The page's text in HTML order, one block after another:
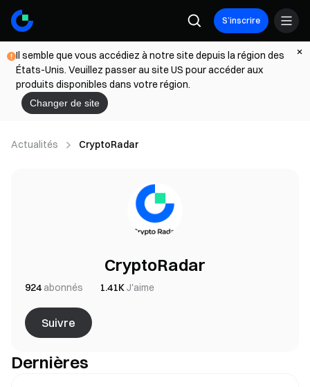
S’inscrire
Il semble que vous accédiez à notre site depuis la région des
États-Unis. Veuillez passer au site US pour accéder aux
produits disponibles dans votre région.
Changer de site
Actualités CryptoRadar
CryptoRadar
924 abonnés 1.41KJ'aime
Suivre
Dernières